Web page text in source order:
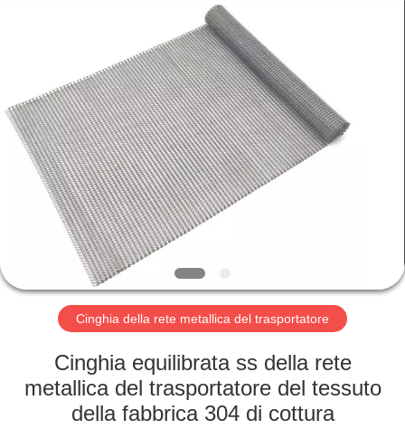
CASA
PRODOTTI
CIRCA
GIRO
DELLA
FABBRICA
CONTROLLO
Reserved.
Cinghia della rete metallica del trasportatore
Cinghia equilibrata ss della rete
metallica del trasportatore del tessuto
della fabbrica 304 di cottura